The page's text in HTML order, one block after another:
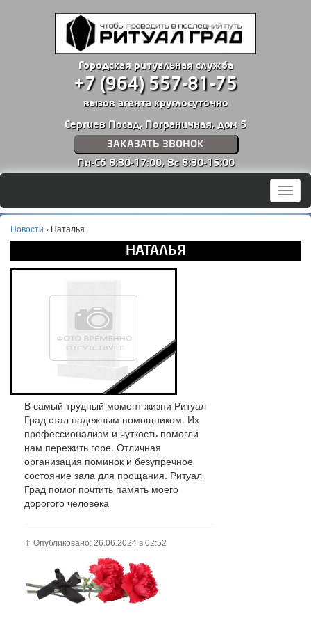
Городская ритуальная служба
+7 (964) 557-81-75
вызов агента круглосуточно
Сергиев Посад, Пограничная, дом 5
ЗАКАЗАТЬ ЗВОНОК
Пн-Сб 8:30-17:00, Вс 8:30-15:00
Меню
Новости › Наталья
НАТАЛЬЯ
В самый трудный момент жизни Ритуал
Град стал надежным помощником. Их
профессионализм и чуткость помогли
нам пережить горе. Отличная
организация поминок и безупречное
состояние зала для прощания. Ритуал
Град помог почтить память моего
дорогого человека
✝️ Опубликовано: 26.06.2024 в 02:52